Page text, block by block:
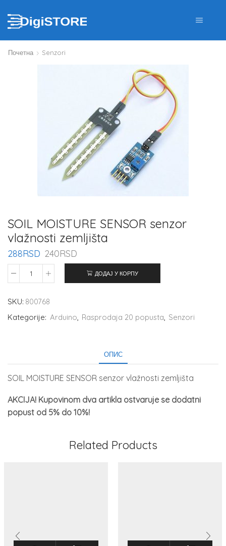
Почетна Senzori
SOIL MOISTURE SENSOR senzor
vlažnosti zemljišta
288RSD 240RSD
ДОДАЈ У КОРПУ
SKU: 800768
Kategorije: Arduino, Rasprodaja 20 popusta, Senzori
ОПИС
SOIL MOISTURE SENSOR senzor vlažnosti zemljišta
AKCIJA! Kupovinom dva artikla ostvaruje se dodatni
popust od 5% do 10%!
Related Products